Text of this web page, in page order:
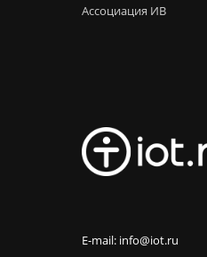
Ассоциация ИВ
E-mail: info@iot.ru